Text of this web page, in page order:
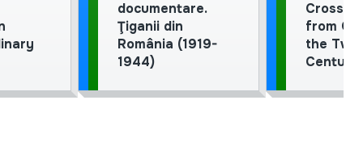
documentare.
Ţiganii din
România (1919-
1944)
from
the
Century,